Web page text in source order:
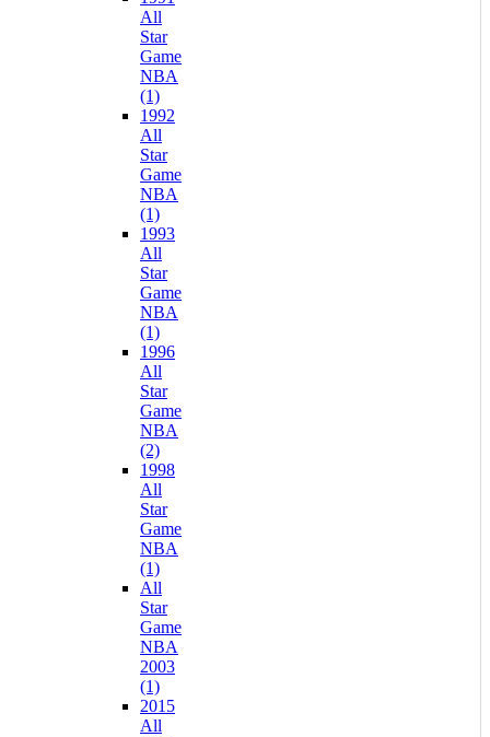
All
Star
Game
NBA
(1)
1992
All
Star
Game
NBA
(1)
1993
All
Star
Game
NBA
(1)
1996
All
Star
Game
NBA
(2)
1998
All
Star
Game
NBA
(1)
All
Star
Game
NBA
2003
(1)
2015
All